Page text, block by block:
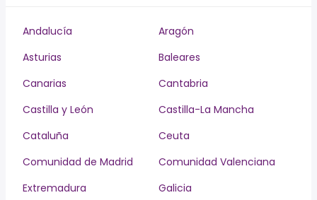
Andalucía
Aragón
Asturias
Baleares
Canarias
Cantabria
Castilla y León
Castilla-La Mancha
Cataluña
Ceuta
Comunidad de Madrid
Comunidad Valenciana
Extremadura
Galicia